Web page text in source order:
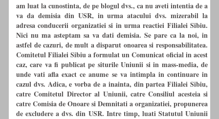
am luat la cunostinta, de pe blogul dvs., ca nu aveti intentia de a
va da demisia din USR, in urma atacului dvs. mizerabil la
adresa conducerii organizatiei si in urma reactiei Filialei Sibiu.
Nici nu ma asteptam sa va dati demisia. Se pare ca la noi, in
astfel de cazuri, de mult a disparut onoarea si responsabilitatea.
Comitetul Filialei Sibiu a formulat un Comunicat oficial in acest
caz, care va fi publicat pe siturile Uniunii si in mass-media, de
unde vati afla exact ce anume se va intimpla in continuare in
cazul dvs. Adica, e vorba de a inainta, din partea Filialei Sibiu,
catre Comitetul Director al Uniunii, catre Consiliul acesteia si
catre Comisia de Onoare si Demnitati a organizatiei, propunerea
de excludere a dvs. din USR. Intre timp, luati Statutul Uniunii